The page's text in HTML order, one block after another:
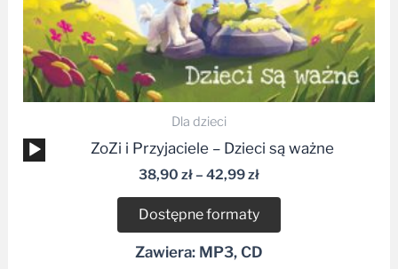
Dla dzieci
Odtwarzacz
plików
dźwiękowych
ZoZi i Przyjaciele – Dzieci są ważne
38,90 zł– 42,99zł
Dostępne formaty
Zawiera: MP3, CD